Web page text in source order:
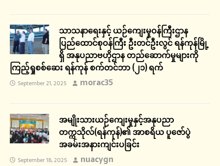
သာသနာရေးနှင့် ယဉ်ကျေးမှုဝန်ကြီးဌာန
ပြည်ထောင်စုဝန်ကြီး ဦးတင်ဦးလွင် ရန်ကုန်မြို့
ရှိ အနုပညာဗဟိုဌာန တည်ဆောက်မှုများကို
ကြည့်ရှုစစ်ဆေး ရန်ကုန် စက်တင်ဘာ (၂၁) ရက်
September 21, 2025 morac35
အမျိုးသားယဉ်ကျေးမှုနှင့်အနုပညာ
တက္ကသိုလ်(ရန်ကုန်)၏ အာစရိယ ပူဇော်ပွဲ
အခမ်းအနားကျင်းပခြင်း
September 18, 2025 nuacygn